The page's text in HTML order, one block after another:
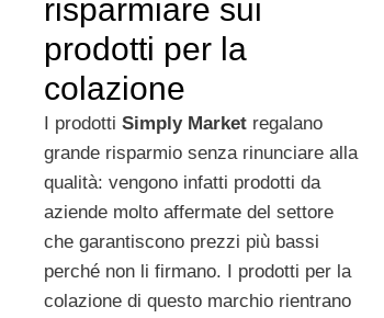
risparmiare sui
prodotti per la
colazione
I prodotti Simply Market regalano
grande risparmio senza rinunciare alla
qualità: vengono infatti prodotti da
aziende molto affermate del settore
che garantiscono prezzi più bassi
perché non li firmano. I prodotti per la
colazione di questo marchio rientrano